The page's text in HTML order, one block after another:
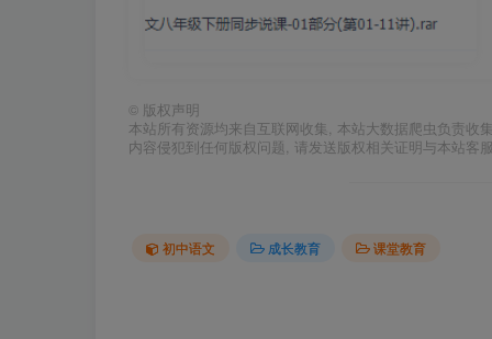
© 版权声明
本站所有资源均来自互联网收集, 本站大数据爬虫负责收
内容侵犯到任何版权问题, 请发送版权相关证明与本站客
初中语文 成长教育 课堂教育